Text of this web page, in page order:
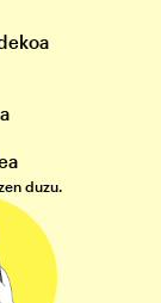
duzu.